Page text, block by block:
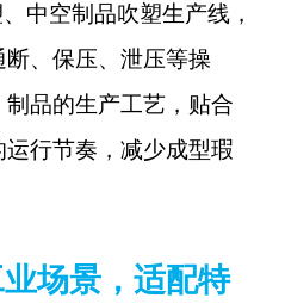
中空制品吹塑生产线，
、保压、泄压等操
品的生产工艺，贴合
行节奏，减少成型瑕
场景，适配特